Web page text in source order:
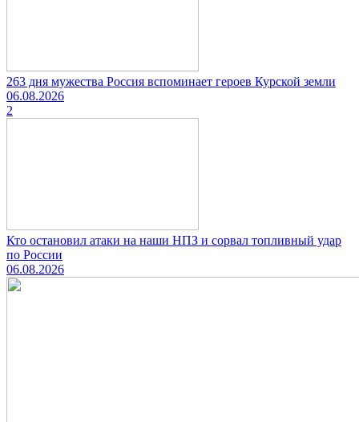
263 дня мужества Россия вспоминает героев Курской земли
06.08.2026
2
Кто остановил атаки на наши НПЗ и сорвал топливный удар
по России
06.08.2026